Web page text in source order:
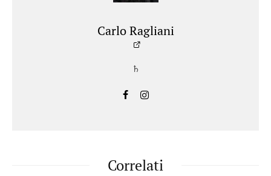
Carlo Ragliani
♄
Correlati